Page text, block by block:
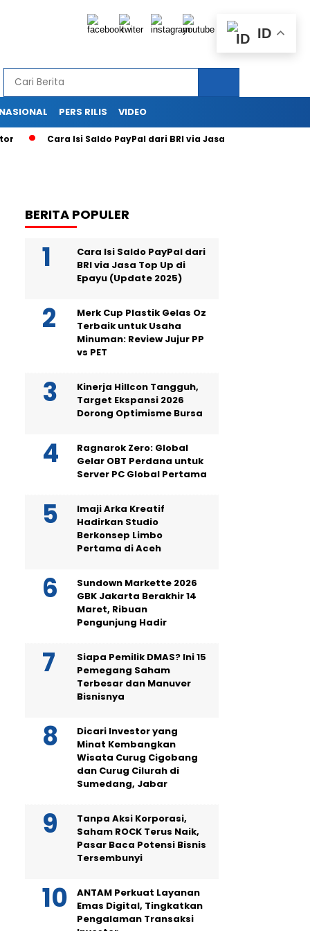
PERS RILIS VIDEO
Cara Isi Saldo PayPal dari BRI via Jasa Top Up di Epayu
BERITA POPULER
Cara Isi Saldo PayPal dari
BRI via Jasa Top Up di
Epayu (Update 2025)
Merk Cup Plastik Gelas Oz
Terbaik untuk Usaha
Minuman: Review Jujur PP
vs PET
Kinerja Hillcon Tangguh,
Target Ekspansi 2026
Dorong Optimisme Bursa
Ragnarok Zero: Global
Gelar OBT Perdana untuk
Server PC Global Pertama
Imaji Arka Kreatif
Hadirkan Studio
Berkonsep Limbo
Pertama di Aceh
Sundown Markette 2026
GBK Jakarta Berakhir 14
Maret, Ribuan
Pengunjung Hadir
Siapa Pemilik DMAS? Ini 15
Pemegang Saham
Terbesar dan Manuver
Bisnisnya
Dicari Investor yang
Minat Kembangkan
Wisata Curug Cigobang
dan Curug Cilurah di
Sumedang, Jabar
Tanpa Aksi Korporasi,
Saham ROCK Terus Naik,
Pasar Baca Potensi Bisnis
Tersembunyi
ANTAM Perkuat Layanan
Emas Digital, Tingkatkan
Pengalaman Transaksi
ID